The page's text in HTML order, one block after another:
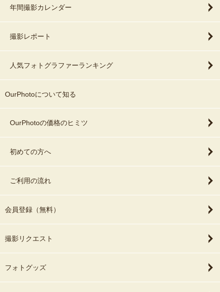
年間撮影カレンダー
撮影レポート
人気フォトグラファーランキング
OurPhotoについて知る
OurPhotoの価格のヒミツ
初めての方へ
ご利用の流れ
会員登録（無料）
撮影リクエスト
フォトグッズ